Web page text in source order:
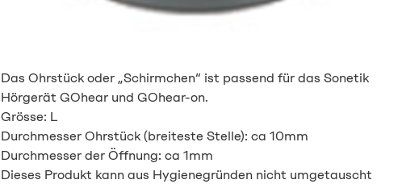
Das Ohrstück oder „Schirmchen“ ist passend für das Sonetik
Hörgerät GOhear und GOhear-on.
Grösse: L
Durchmesser Ohrstück (breiteste Stelle): ca 10mm
Durchmesser der Öffnung: ca 1mm
Dieses Produkt kann aus Hygienegründen nicht umgetauscht